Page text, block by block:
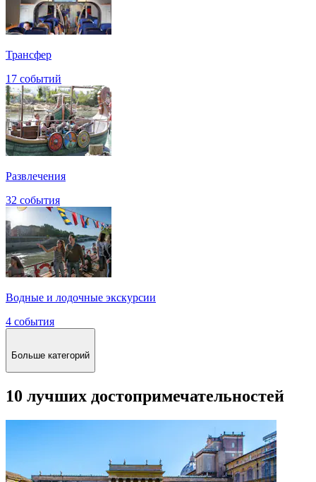
Трансфер
17 событий
Развлечения
32 события
Водные и лодочные экскурсии
4 события
Больше категорий
10 лучших достопримечательностей